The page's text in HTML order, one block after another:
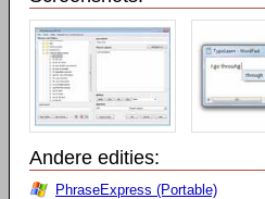
Andere edities:
PhraseExpress (Portable)